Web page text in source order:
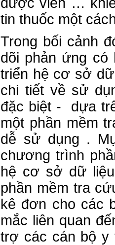
tin thuốc một
Trong bối cảnh
dõi phản ứng có
triển hệ cơ sở
chi tiết về sử
đặc biệt - dựa
một phần mềm
dễ sử dụng .
chương trình
hệ cơ sở dữ
phần mềm tra
kê đơn cho các
mắc liên quan
trợ các cán bộ y